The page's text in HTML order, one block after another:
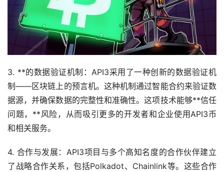
3. **的数据验证机制：API3采用了一种创新的数据验证机
制——区块链上的预言机。这种机制通过智能合约来验证数
据源，并确保数据的完整性和准确性。这项技术能够**信任
问题，**风险，从而吸引更多的开发者和企业使用API3币
和相关服务。
4. 合作与发展：API3项目与多个高知名度的合作伙伴建立
了战略合作关系，包括Polkadot、Chainlink等。这些合作